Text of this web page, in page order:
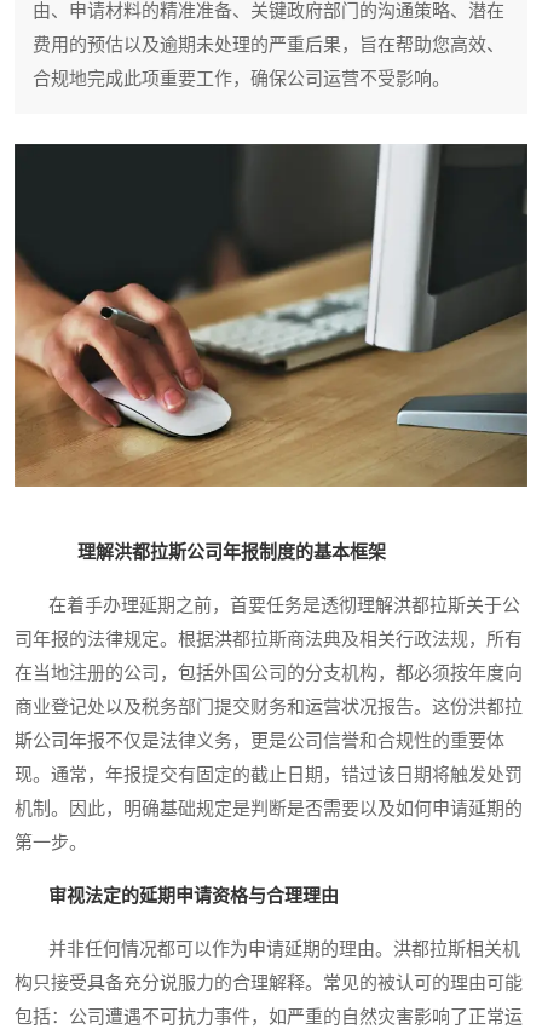
由、申请材料的精准准备、关键政府部门的沟通策略、潜在
费用的预估以及逾期未处理的严重后果，旨在帮助您高效、
合规地完成此项重要工作，确保公司运营不受影响。
理解洪都拉斯公司年报制度的基本框架
在着手办理延期之前，首要任务是透彻理解洪都拉斯关于公
司年报的法律规定。根据洪都拉斯商法典及相关行政法规，所有
在当地注册的公司，包括外国公司的分支机构，都必须按年度向
商业登记处以及税务部门提交财务和运营状况报告。这份洪都拉
斯公司年报不仅是法律义务，更是公司信誉和合规性的重要体
现。通常，年报提交有固定的截止日期，错过该日期将触发处罚
机制。因此，明确基础规定是判断是否需要以及如何申请延期的
第一步。
审视法定的延期申请资格与合理理由
并非任何情况都可以作为申请延期的理由。洪都拉斯相关机
构只接受具备充分说服力的合理解释。常见的被认可的理由可能
包括：公司遭遇不可抗力事件，如严重的自然灾害影响了正常运